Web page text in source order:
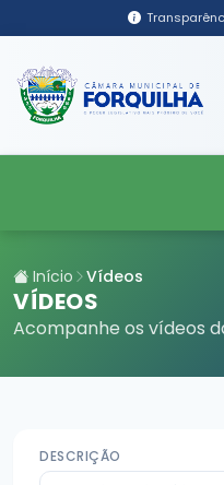
Início Vídeos
VÍDEOS
Acompanhe os vídeos
DESCRIÇÃO